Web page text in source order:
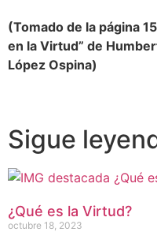
(Tomado de la página
en la Virtud” de
López Ospina)
Sigue
¿Qué es la Virtud?
octubre 18, 2023